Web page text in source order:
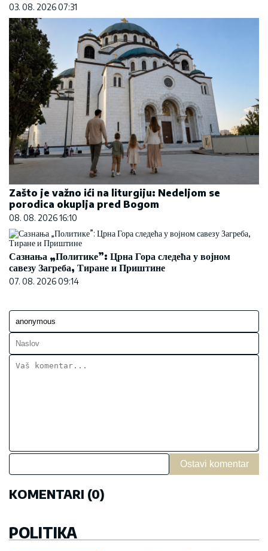
03. 08. 2026 07:31
Zašto je važno ići na liturgiju: Nedeljom se
porodica okuplja pred Bogom
08. 08. 2026 16:10
Сазнања „Политике”: Црна Гора следећа у војном
савезу Загреба, Тиране и Приштине
07. 08. 2026 09:14
Ostavi komentar
KOMENTARI (0)
POLITIKA